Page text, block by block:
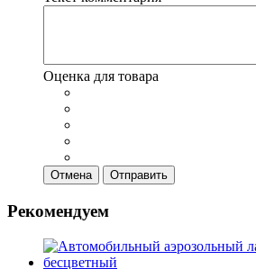
Оценка для товара
Отмена Отправить
Рекомендуем